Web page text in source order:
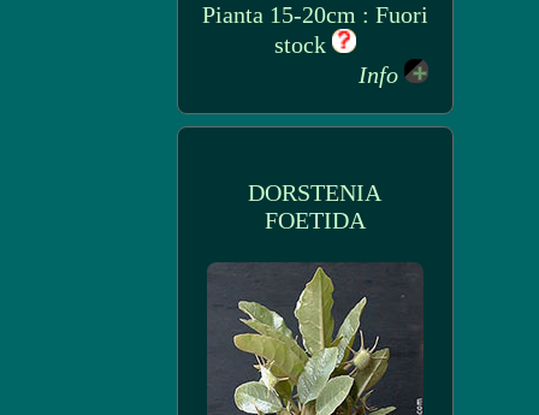
Pianta 15-20cm : Fuori
stock
Info
DORSTENIA
FOETIDA